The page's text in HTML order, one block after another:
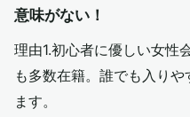
意味がない！
理由1.初心者に優しい女性
も多数在籍。誰でも入り
ます。